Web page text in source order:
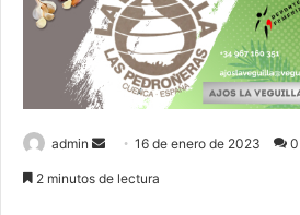
admin
e
16 de enero de 2023 0
2 minutos de lectura